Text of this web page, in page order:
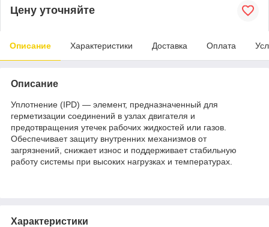
Цену уточняйте
Описание Характеристики Доставка Оплата
Описание
Уплотнение (IPD) — элемент, предназначенный для
герметизации соединений в узлах двигателя и
предотвращения утечек рабочих жидкостей или газов.
Обеспечивает защиту внутренних механизмов от
загрязнений, снижает износ и поддерживает стабильную
работу системы при высоких нагрузках и температурах.
Характеристики